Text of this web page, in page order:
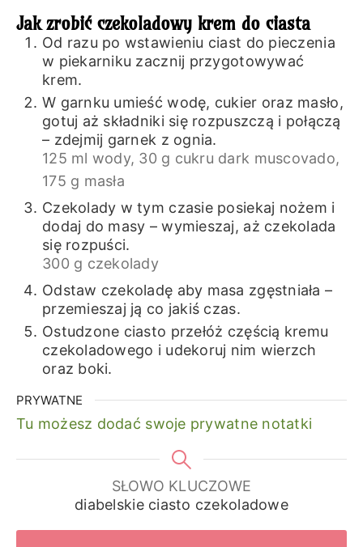
Jak zrobić czekoladowy krem do ciasta
Od razu po wstawieniu ciast do pieczenia
w piekarniku zacznij przygotowywać
krem.
W garnku umieść wodę, cukier oraz masło,
gotuj aż składniki się rozpuszczą i połączą
– zdejmij garnek z ognia.
125 ml wody, 30 g cukru dark muscovado,
175 g masła
Czekolady w tym czasie posiekaj nożem i
dodaj do masy – wymieszaj, aż czekolada
się rozpuści.
300 g czekolady
Odstaw czekoladę aby masa zgęstniała –
przemieszaj ją co jakiś czas.
Ostudzone ciasto przełóż częścią kremu
czekoladowego i udekoruj nim wierzch
oraz boki.
PRYWATNE
Tu możesz dodać swoje prywatne notatki
SŁOWO KLUCZOWE
diabelskie ciasto czekoladowe